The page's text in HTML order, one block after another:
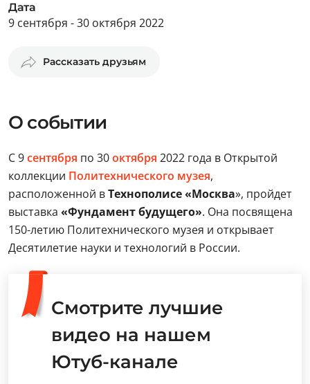
Дата
9 сентября - 30 октября 2022
Рассказать друзьям
О событии
С 9сентября по 30октября 2022 года в Открытой
коллекции Политехнического музея,
расположенной вТехнополисе «Москва», пройдет
выставка «Фундамент будущего». Она посвящена
150-летию Политехнического музея и открывает
Десятилетие науки и технологий в России.
Смотрите лучшие
видео на нашем
Ютуб-канале